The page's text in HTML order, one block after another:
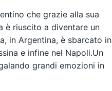
che grazie alla sua
è riuscito a diventare un
in Argentina, è sbarcato in
e infine nel Napoli.Un
grandi emozioni in